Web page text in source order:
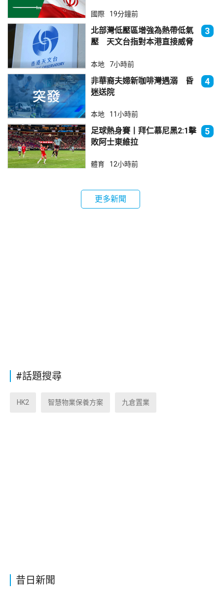
昔日新聞
國際 19分鐘前
北部灣低壓區增強為熱帶低氣
壓 天文台指對本港直接威脅
3
本地 7小時前
非華裔夫婦新咖啡灣遇溺 昏
迷送院
4
本地 11小時前
足球熱身賽丨拜仁慕尼黑2:1擊
敗阿士東維拉
5
體育 12小時前
更多新聞
#話題搜尋
HK2 智慧物業保養方案 九倉置業